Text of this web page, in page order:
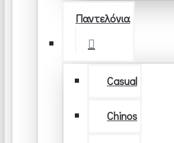
Παντελόνια
Casual
Chinos